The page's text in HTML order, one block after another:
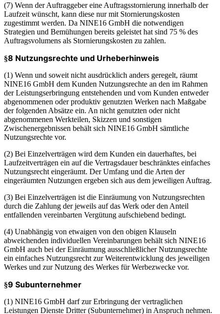
(7) Wenn der Auftraggeber eine Auftragsstornierung innerhalb der
Laufzeit wünscht, kann diese nur mit Stornierungskosten
zugestimmt werden. Da NINE16 GmbH die notwendigen
Strategien und Bemühungen bereits geleistet hat sind 75 % des
Auftragsvolumens als Stornierungskosten zu zahlen.
§8 Nutzungsrechte und Urheberhinweis
(1) Wenn und soweit nicht ausdrücklich anders geregelt, räumt
NINE16 GmbH dem Kunden Nutzungsrechte an den im Rahmen
der Leistungserbringung entstehenden und vom Kunden entweder
abgenommenen oder produktiv genutzten Werken nach Maßgabe
der folgenden Absätze ein. An nicht genutzten oder nicht
abgenommenen Werkteilen, Skizzen und sonstigen
Zwischenergebnissen behält sich NINE16 GmbH sämtliche
Nutzungsrechte vor.
(2) Bei Einzelverträgen wird dem Kunden ein dauerhaftes, bei
Laufzeitverträgen ein auf die Vertragsdauer beschränktes einfaches
Nutzungsrecht eingeräumt. Der Umfang und die Arten der
eingeräumten Nutzungen ergeben sich aus dem jeweiligen Auftrag.
(3) Bei Einzelverträgen ist die Einräumung von Nutzungsrechten
durch die Zahlung der jeweils auf das Werk oder den Anteil
entfallenden vereinbarten Vergütung aufschiebend bedingt.
(4) Unabhängig von etwaigen von den obigen Klauseln
abweichenden individuellen Vereinbarungen behält sich NINE16
GmbH auch bei der Einräumung ausschließlicher Nutzungsrechte
ein einfaches Nutzungsrecht zur Weiterentwicklung des jeweiligen
Werkes und zur Nutzung des Werkes für Werbezwecke vor.
§9 Subunternehmer
(1) NINE16 GmbH darf zur Erbringung der vertraglichen
Leistungen Dienste Dritter (Subunternehmer) in Anspruch nehmen.